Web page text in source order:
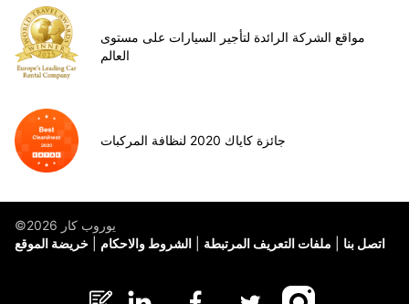
مواقع الشركة الرائدة لتأجير السيارات على مستوى
العالم
جائزة كاياك 2020 لنظافة المركبات
©يوروب كار 2026
خريضة الموقع
الشروط والاحكام ملفات التعريف المرتبطة اتصل بنا